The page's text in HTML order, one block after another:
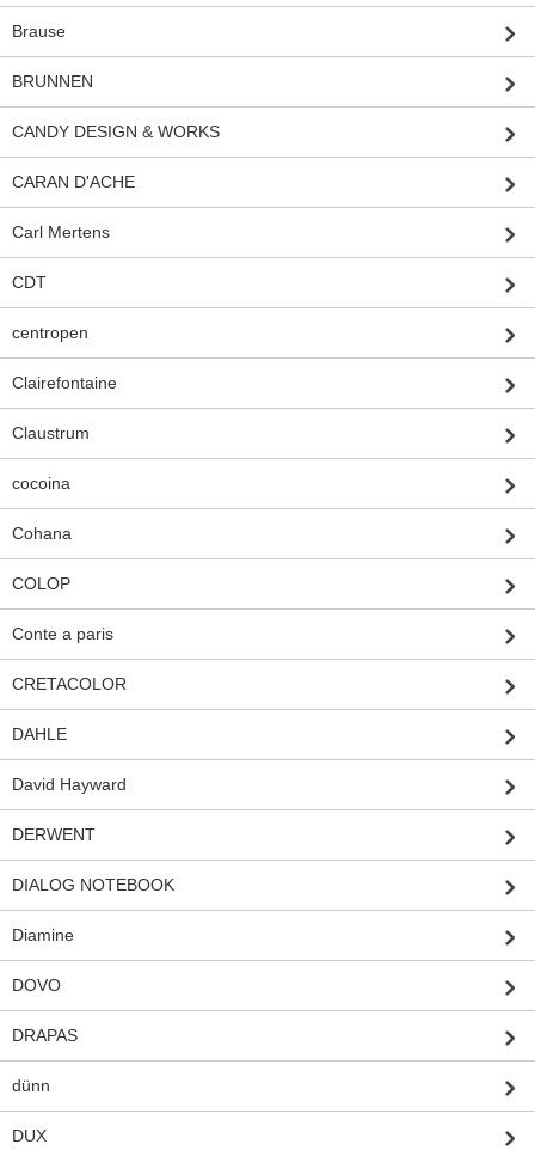
Brause
BRUNNEN
CANDY DESIGN & WORKS
CARAN D'ACHE
Carl Mertens
CDT
centropen
Clairefontaine
Claustrum
cocoina
Cohana
COLOP
Conte a paris
CRETACOLOR
DAHLE
David Hayward
DERWENT
DIALOG NOTEBOOK
Diamine
DOVO
DRAPAS
dünn
DUX